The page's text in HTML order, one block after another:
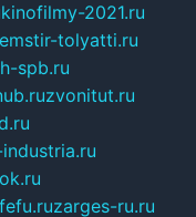
kinofilmy-2021.ru
tolyatti.ru
spb.ru
zvonitut.ru
zarges-ru.ru